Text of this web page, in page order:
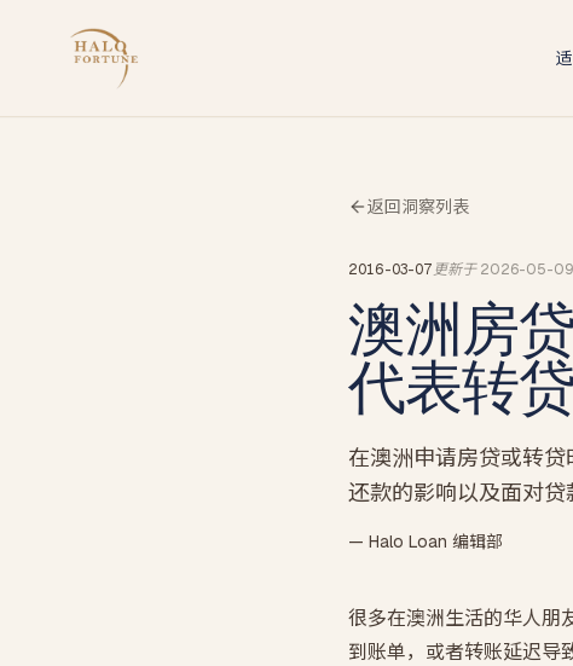
返回洞察列表
2016-03-07更新于 2026-05-09
澳洲房
代表转
在澳洲申请房贷或转
还款的影响以及面对贷
— Halo Loan 编辑部
很多在澳洲生活的华人朋
到账单，或者转账延迟导